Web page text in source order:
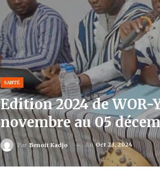
SANTÉ
Edition 2024 de
novembre au 05
Par Benoit Kadjo En Oct 23, 2024